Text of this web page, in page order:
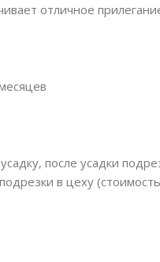
отличное
после усадки
в цеху (стоимость